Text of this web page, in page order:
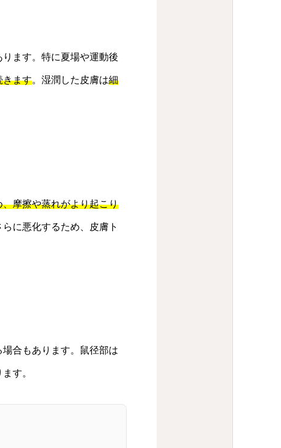
ます。特に夏場や運動後
きます。湿潤した皮膚は細
摩擦や蒸れがより起こり
に悪化するため、皮膚ト
合もあります。鼠径部は
す。